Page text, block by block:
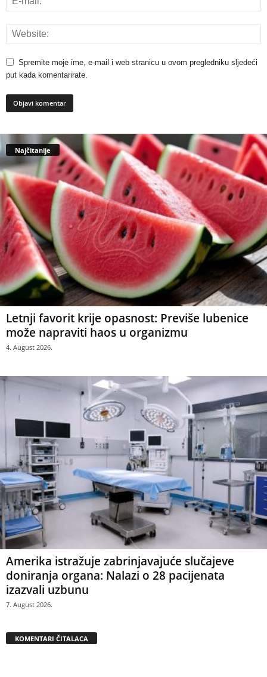
Spremite moje ime, e-mail i web stranicu u ovom pregledniku sljedeći
put kada komentarirate.
Najčitanije
Letnji favorit krije opasnost: Previše lubenice
može napraviti haos u organizmu
4. August 2026.
Amerika istražuje zabrinjavajuće slučajeve
doniranja organa: Nalazi o 28 pacijenata
izazvali uzbunu
7. August 2026.
KOMENTARI ČITALACA